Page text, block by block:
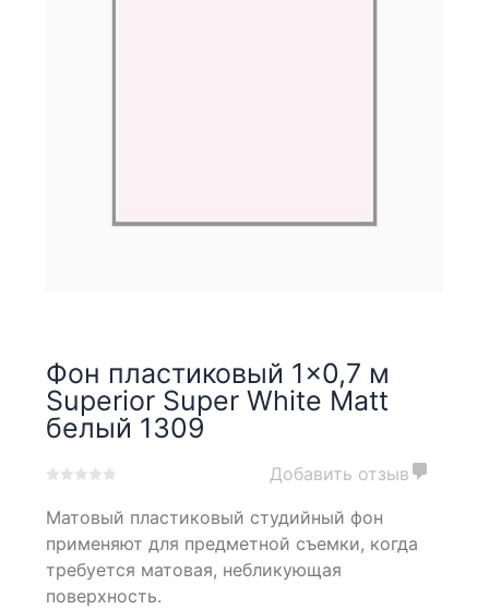
Фон пластиковый 1×0,7 м
Superior Super White Matt
белый 1309
out
based
on
customer
Добавить отзыв
Матовый пластиковый студийный фон
применяют для предметной съемки, когда
требуется матовая, небликующая
поверхность.